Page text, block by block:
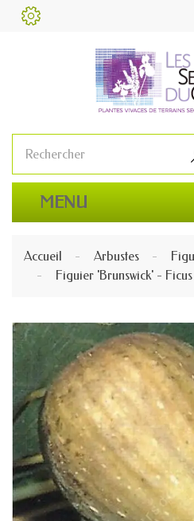
MENU
Accueil Arbustes
Figuier 'Brunswick' -